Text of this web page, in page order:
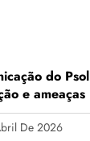
do Psol
e ameaças
De 2026